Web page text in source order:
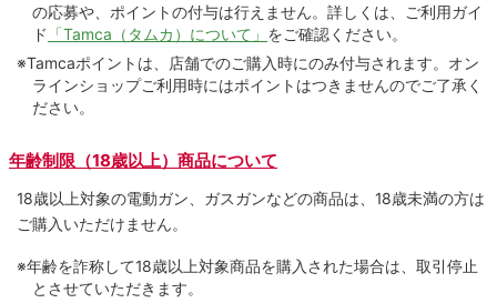
の応募や、ポイントの付与は⾏えません。詳しくは、ご利⽤ガイ
ド 「Tamca（タムカ）について」 をご確認ください。
※Tamcaポイントは、店舗でのご購⼊時にのみ付与されます。オン
ラインショップご利用時にはポイントはつきませんのでご了承く
ださい。
年齢制限（18歳以上）商品について
18歳以上対象の電動ガン、ガスガンなどの商品は、18歳未満の方は
ご購入いただけません。
※年齢を詐称して18歳以上対象商品を購入された場合は、取引停止
とさせていただきます。